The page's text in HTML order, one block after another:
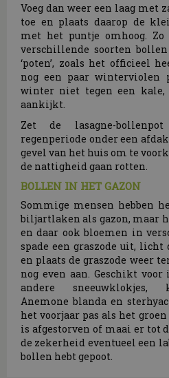
Voeg dan weer een laag met
toe en plaats daarop de
met het puntje omhoog.
verschillende soorten
‘poten’, zoals het officieel
nog een paar winterviolen
winter niet tegen een
aankijkt.
Zet de lasagne-
regenperiode onder een
gevel van het huis om te
de nattigheid gaan rotten.
BOLLEN IN HET GAZON
Sommige mensen hebben
biljartlaken als gazon, maar
en daar ook bloemen in
spade een graszode uit, licht
en plaats de graszode weer
nog even aan. Geschikt
andere sneeuwklokjes,
Anemone blanda en
het voorjaar pas als het
is afgestorven of maai er tot
de zekerheid eventueel een
bollen hebt gepoot.